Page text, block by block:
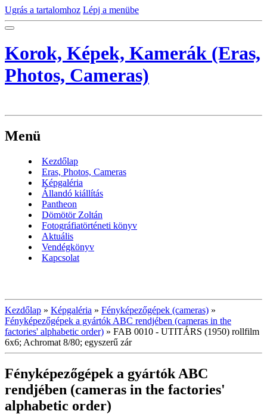
Ugrás a tartalomhoz Lépj a menübe
Korok, Képek, Kamerák (Eras,
Photos, Cameras)
Menü
Kezdőlap
Eras, Photos, Cameras
Képgaléria
Állandó kiállítás
Pantheon
Dömötör Zoltán
Fotográfiatörténeti könyv
Aktuális
Vendégkönyv
Kapcsolat
Kezdőlap » Képgaléria » Fényképezőgépek (cameras) »
Fényképezőgépek a gyártók ABC rendjében (cameras in the
factories' alphabetic order) » FAB 0010 - UTITÁRS (1950) rollfilm
6x6; Achromat 8/80; egyszerű zár
Fényképezőgépek a gyártók ABC
rendjében (cameras in the factories'
alphabetic order)